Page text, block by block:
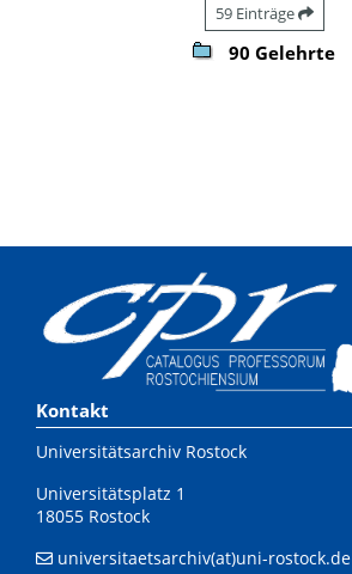
59 Einträge
90 Gelehrte
Kontakt
Universitätsarchiv Rostock
Universitätsplatz 1
18055 Rostock
universitaetsarchiv(at)uni-rostock.de